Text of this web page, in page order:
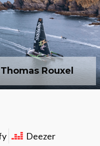
Rouxel
Deezer